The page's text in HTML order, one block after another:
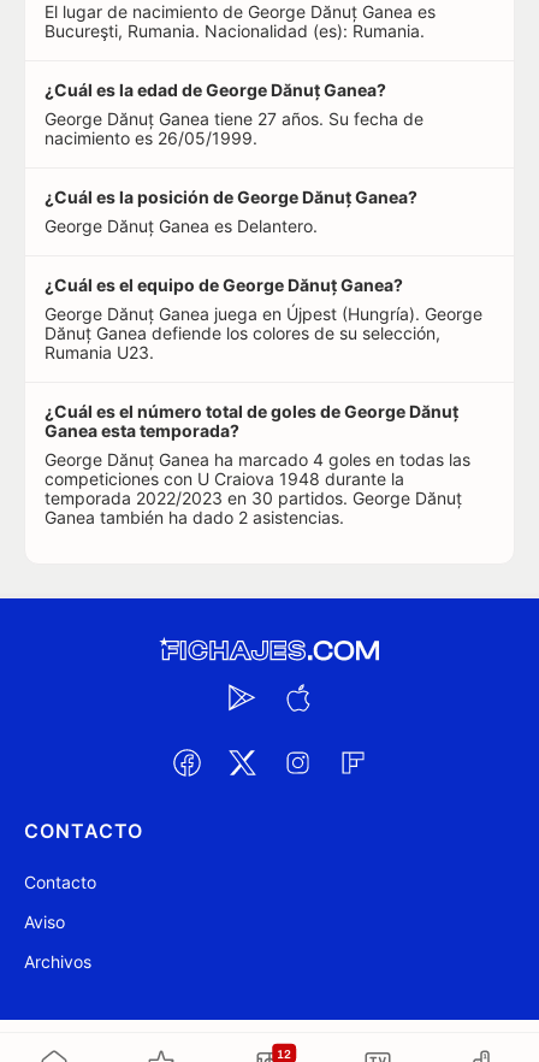
12
El lugar de nacimiento de George Dănuț Ganea es
Bucureşti, Rumania. Nacionalidad (es): Rumania.
¿Cuál es la edad de George Dănuț Ganea?
George Dănuț Ganea tiene 27 años. Su fecha de
nacimiento es 26/05/1999.
¿Cuál es la posición de George Dănuț Ganea?
George Dănuț Ganea es Delantero.
¿Cuál es el equipo de George Dănuț Ganea?
George Dănuț Ganea juega en Újpest (Hungría). George
Dănuț Ganea defiende los colores de su selección,
Rumania U23.
¿Cuál es el número total de goles de George Dănuț
Ganea esta temporada?
George Dănuț Ganea ha marcado 4 goles en todas las
competiciones con U Craiova 1948 durante la
temporada 2022/2023 en 30 partidos. George Dănuț
Ganea también ha dado 2 asistencias.
CONTACTO
Contacto
Aviso
Archivos